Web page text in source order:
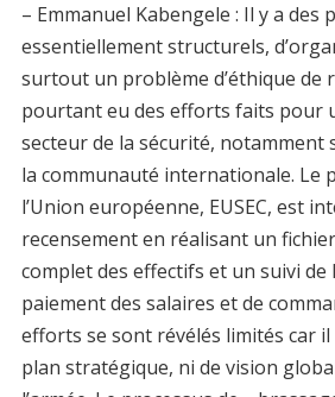
– Emmanuel Kabengele : Il y a des
essentiellement structurels,
surtout un problème d’éthique de
pourtant eu des efforts faits pour
secteur de la sécurité, notamment
la communauté internationale. Le
l’Union européenne, EUSEC, est
recensement en réalisant un
complet des effectifs et un suivi de
paiement des salaires et de
efforts se sont révélés limités car il
plan stratégique, ni de vision